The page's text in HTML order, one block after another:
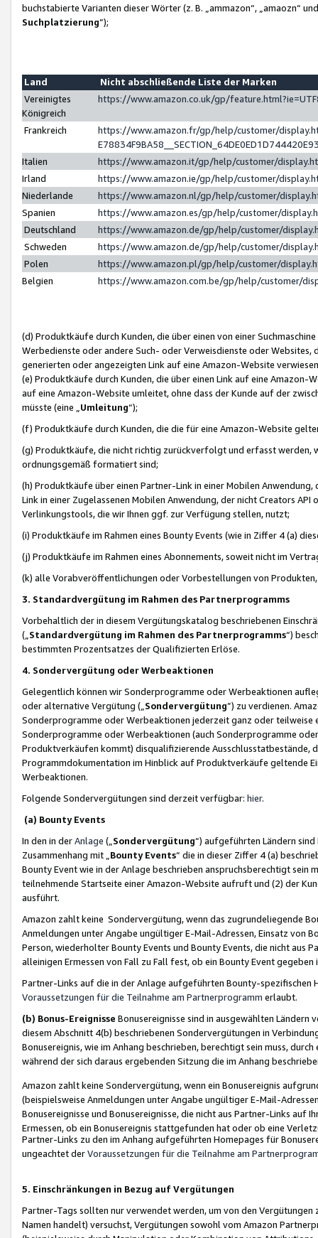
buchstabierte Varianten dieser Wörter (z. B. „ammazon“, „amaozn“
Suchplatzierung”);
Land
Nicht abschließende Liste der Marken
Vereinigtes
Königreich
https://www.amazon.co.uk/gp/
Frankreich
https://www.amazon.fr/gp/help/customer/
Italien
https://www.amazon.it/gp/help/customer/
Irland
https://www.amazon.ie/gp/help/customer/
Niederlande
https://www.amazon.nl/gp/help/customer/
Spanien
https://www.amazon.es/gp/help/customer/
Deutschland
https://www.amazon.de/gp/help/customer/
Schweden
https://www.amazon.de/gp/help/customer/
Polen
https://www.amazon.pl/gp/help/customer/
Belgien
https://www.amazon.com.be/gp/help/customer/
(d) Produktkäufe durch Kunden, die über einen von einer
Werbedienste oder andere Such- oder Verweisdienste oder Websites,
generierten oder angezeigten Link auf eine Amazon-Website
(e) Produktkäufe durch Kunden, die über einen Link auf eine
auf eine Amazon-Website umleitet, ohne dass der Kunde auf der
müsste (eine „ Umleitung“);
(f) Produktkäufe durch Kunden, die die für eine Amazon-Website
(g) Produktkäufe, die nicht richtig zurückverfolgt und erfasst werden,
ordnungsgemäß formatiert sind;
(h) Produktkäufe über einen Partner-Link in einer Mobilen
Link in einer Zugelassenen Mobilen Anwendung, der nicht Creators
Verlinkungstools, die wir Ihnen ggf. zur Verfügung stellen, nutzt;
(i) Produktkäufe im Rahmen eines Bounty Events (wie in Ziffer 4 (a)
(j) Produktkäufe im Rahmen eines Abonnements, soweit nicht im
(k) alle Vorabveröffentlichungen oder Vorbestellungen von
3. Standardvergütung im Rahmen des Partnerprogramms
Vorbehaltlich der in diesem Vergütungskatalog beschriebenen
(„ Standardvergütung im Rahmen des Partnerprogramms“)
bestimmten Prozentsatzes der Qualifizierten Erlöse.
4. Sondervergütung oder Werbeaktionen
Gelegentlich können wir Sonderprogramme oder Werbeaktionen
oder alternative Vergütung („ Sondervergütung”) zu verdienen.
Sonderprogramme oder Werbeaktionen jederzeit ganz oder
Sonderprogramme oder Werbeaktionen (auch Sonderprogramme
Produktverkäufen kommt) disqualifizierende Ausschlusstatbestände,
Programmdokumentation im Hinblick auf Produktverkäufe geltende
Werbeaktionen.
Folgende Sondervergütungen sind derzeit verfügbar: hier.
(a) Bounty Events
In den in derAnlage („ Sondervergütung“) aufgeführten Ländern
Zusammenhang mit „ Bounty Events“ die in dieser Ziffer 4 (a)
Bounty Event wie in der Anlage beschrieben anspruchsberechtigt sein
teilnehmende Startseite einer Amazon-Website aufruft und (2) der
ausführt.
Amazon zahlt keine Sondervergütung, wenn das zugrundeliegende
Anmeldungen unter Angabe ungültiger E-Mail-Adressen, Einsatz von
Person, wiederholter Bounty Events und Bounty Events, die nicht
alleinigen Ermessen von Fall zu Fall fest, ob ein Bounty Event
Partner-Links auf die in der Anlage aufgeführten Bounty-spezifischen
Voraussetzungen für die Teilnahme am Partnerprogramm erlaubt.
(b) Bonus-Ereignisse Bonusereignisse sind in ausgewählten Ländern
diesem Abschnitt 4(b) beschriebenen Sondervergütungen in
Bonusereignis, wie im Anhang beschrieben, berechtigt sein muss,
während der sich daraus ergebenden Sitzung die im Anhang
Amazon zahlt keine Sondervergütung, wenn ein Bonusereignis
(beispielsweise Anmeldungen unter Angabe ungültiger E-Mail-
Bonusereignisse und Bonusereignisse, die nicht aus Partner-Links auf
Ermessen, ob ein Bonusereignis stattgefunden hat oder ob eine
Partner-Links zu den im Anhang aufgeführten Homepages für
ungeachtet derVoraussetzungen für die Teilnahme am
5. Einschränkungen in Bezug auf Vergütungen
Partner-Tags sollten nur verwendet werden, um von den
Namen handelt) versuchst, Vergütungen sowohl vom Amazon